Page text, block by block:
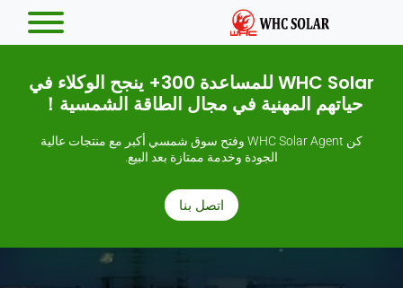
WHC Solar للمساعدة 300+ ينجح الوكلاء في
حياتهم المهنية في مجال الطاقة الشمسية！
كن WHC Solar Agent وفتح سوق شمسي أكبر مع منتجات عالية
الجودة وخدمة ممتازة بعد البيع.
اتصل بنا